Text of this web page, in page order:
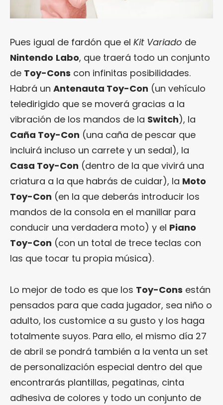
Pues igual de fardón que el Kit Variado de
Nintendo Labo, que traerá todo un conjunto
de Toy-Cons con infinitas posibilidades.
Habrá un Antenauta Toy-Con (un vehículo
teledirigido que se moverá gracias a la
vibración de los mandos de la Switch), la
Caña Toy-Con (una caña de pescar que
incluirá incluso un carrete y un sedal), la
Casa Toy-Con (dentro de la que vivirá una
criatura a la que habrás de cuidar), la Moto
Toy-Con (en la que deberás introducir los
mandos de la consola en el manillar para
conducir una verdadera moto) y el Piano
Toy-Con (con un total de trece teclas con
las que tocar tu propia música).
Lo mejor de todo es que los Toy-Cons están
pensados para que cada jugador, sea niño o
adulto, los customice a su gusto y los haga
totalmente suyos. Para ello, el mismo día 27
de abril se pondrá también a la venta un set
de personalización especial dentro del que
encontrarás plantillas, pegatinas, cinta
adhesiva de colores y todo un conjunto de